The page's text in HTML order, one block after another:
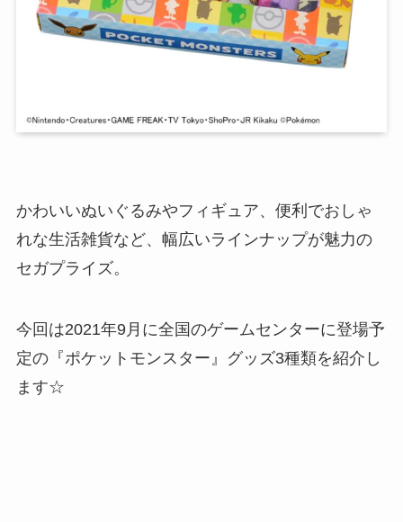
かわいいぬいぐるみやフィギュア、便利でおしゃ
れな生活雑貨など、幅広いラインナップが魅力の
セガプライズ。
今回は2021年9月に全国のゲームセンターに登場予
定の『ポケットモンスター』グッズ3種類を紹介し
ます☆